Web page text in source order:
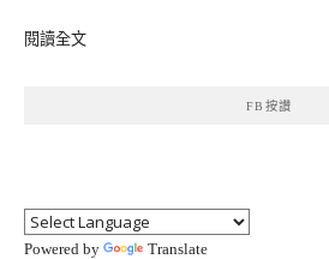
閱讀全文
FB按讚
Powered by Translate